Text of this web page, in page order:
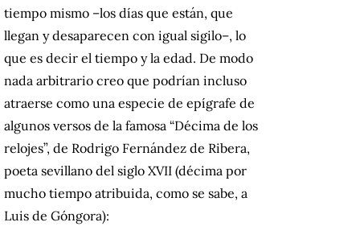
tiempo mismo –los días que están, que
llegan y desaparecen con igual sigilo–, lo
que es decir el tiempo y la edad. De modo
nada arbitrario creo que podrían incluso
atraerse como una especie de epígrafe de
algunos versos de la famosa “Décima de los
relojes”, de Rodrigo Fernández de Ribera,
poeta sevillano del siglo XVII (décima por
mucho tiempo atribuida, como se sabe, a
Luis de Góngora):